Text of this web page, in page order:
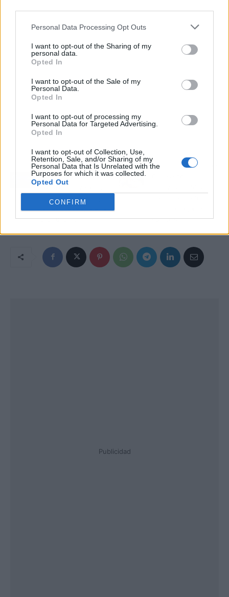
Personal Data Processing Opt Outs
I want to opt-out of the Sharing of my
personal data.
Opted In
I want to opt-out of the Sale of my
Personal Data.
Opted In
I want to opt-out of processing my
Personal Data for Targeted Advertising.
Opted In
I want to opt-out of Collection, Use,
Retention, Sale, and/or Sharing of my
Personal Data that Is Unrelated with the
Purposes for which it was collected.
Opted Out
CONFIRM
Artículo anterior
MásMóvil ofrece fibra
llamadas ilimitadas y
tarifas que se ajustan a
cada usuario
Artículo siguiente
españoles?
Publicidad